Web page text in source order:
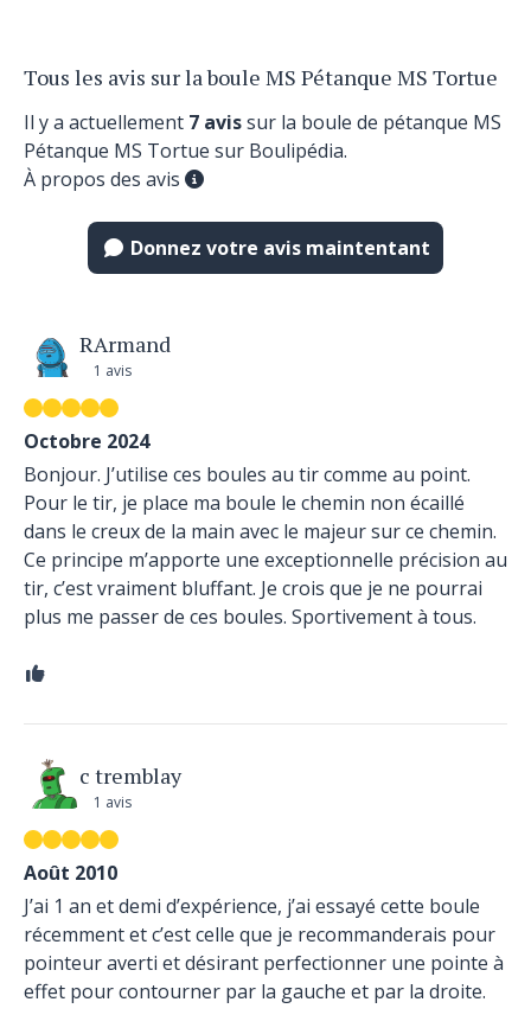
Tous les avis sur la boule MS Pétanque MS Tortue
Il y a actuellement 7 avissur la boule de pétanque MS
Pétanque MS Tortue sur Boulipédia.
À propos des avis
Donnez votre avis maintentant
RArmand
1 avis
Octobre 2024
Bonjour. J’utilise ces boules au tir comme au point.
Pour le tir, je place ma boule le chemin non écaillé
dans le creux de la main avec le majeur sur ce chemin.
Ce principe m’apporte une exceptionnelle précision au
tir, c’est vraiment bluffant. Je crois que je ne pourrai
plus me passer de ces boules. Sportivement à tous.
c tremblay
1 avis
Août 2010
J’ai 1 an et demi d’expérience, j’ai essayé cette boule
récemment et c’est celle que je recommanderais pour
pointeur averti et désirant perfectionner une pointe à
effet pour contourner par la gauche et par la droite.